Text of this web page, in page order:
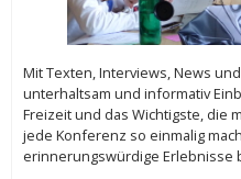
Mit Texten, Interviews, News
unterhaltsam und informativ
Freizeit und das Wichtigste, die
jede Konferenz so einmalig
erinnerungswürdige Erlebnisse